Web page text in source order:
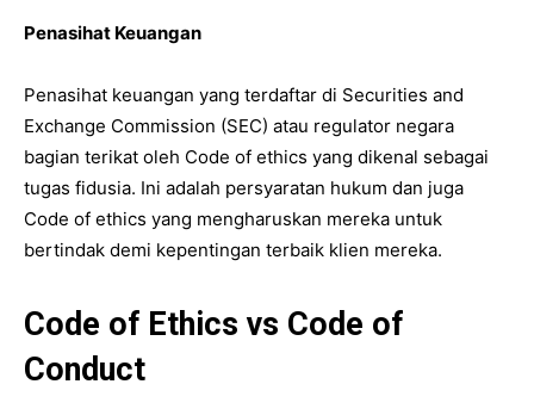
Penasihat Keuangan
Penasihat keuangan yang terdaftar di Securities and
Exchange Commission (SEC) atau regulator negara
bagian terikat oleh Code of ethics yang dikenal sebagai
tugas fidusia. Ini adalah persyaratan hukum dan juga
Code of ethics yang mengharuskan mereka untuk
bertindak demi kepentingan terbaik klien mereka.
Code of Ethics vs Code of
Conduct